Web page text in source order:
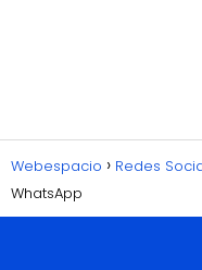
Webespacio Redes
WhatsApp